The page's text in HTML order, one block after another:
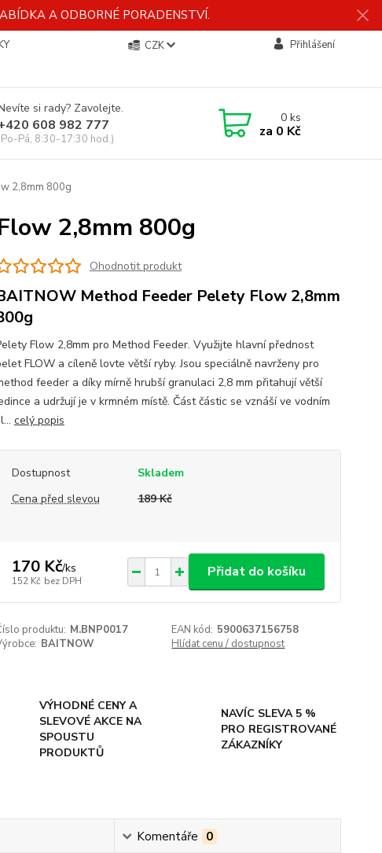
A ODBORNÉ PORADENSTVÍ.
CZK Přihlášení
si rady? Zavolejte.
608 982 777
Pá, 8:30-17:30 hod.)
0ks
za 0 Kč
2,8mm 800g
2,8mm 800g
Ohodnotit produkt
Method Feeder Pelety Flow 2,8mm
Flow 2,8mm pro Method Feeder. Využijte hlavní přednost
FLOW a cíleně lovte větší ryby. Jsou speciálně navrženy pro
feeder a díky mírně hrubší granulaci 2,8 mm přitahují větší
a udržují je v krmném místě. Část částic se vznáší ve vodním
celý popis
Dostupnost
Skladem
Cena před slevou
189 Kč
170 Kč/ks
152 Kč bez DPH
Přidat do košíku
produktu: M.BNP0017 EAN kód: 5900637156758
BAITNOW Hlídat cenu / dostupnost
VÝHODNÉ CENY A
SLEVOVÉ AKCE NA
SPOUSTU
PRODUKTŮ
NAVÍC SLEVA 5 %
PRO REGISTROVANÉ
ZÁKAZNÍKY
Komentáře 0